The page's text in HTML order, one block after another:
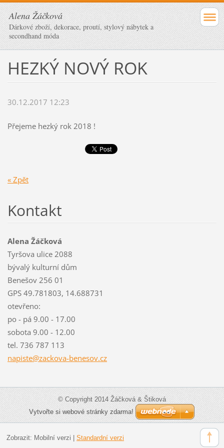
Alena Žáčková
Dárkové zboží, dekorace, proutí, stylový nábytek a
secondhand móda
HEZKÝ NOVÝ ROK
30.12.2017 12:23
Přejeme hezký rok 2018 !
« Zpět
Kontakt
Alena Žáčková
Tyršova ulice 2088
bývalý kulturní dům
Benešov 256 01
GPS 49.781803, 14.688731
otevřeno:
po - pá 9.00 - 17.00
sobota 9.00 - 12.00
tel. 736 787 113
napiste@zackova-benesov.cz
© Copyright 2014 Žáčková & Štiková
Vytvořte si webové stránky zdarma!
Zobrazit: Mobilní verzi Standardní verzi